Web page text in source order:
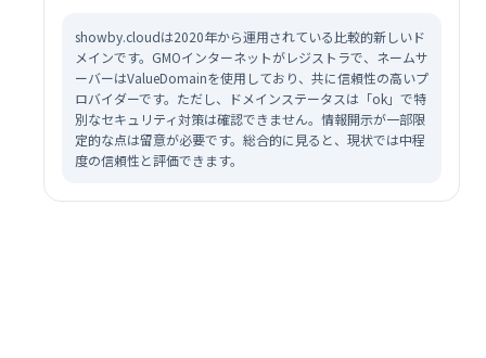
showby.cloudは2020年から運用されている比較的新しいド
メインです。GMOインターネットがレジストラで、ネームサ
ーバーはValueDomainを使用しており、共に信頼性の高いプ
ロバイダーです。ただし、ドメインステータスは「ok」で特
別なセキュリティ対策は確認できません。情報開示が一部限
定的な点は留意が必要です。総合的に見ると、現状では中程
度の信頼性と評価できます。